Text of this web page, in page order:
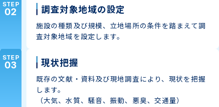
STEP
02 調査対象地域の設定
施設の種類及び規模、立地場所の条件を踏まえて調
査対象地域を設定します。
STEP
03 現状把握
既存の文献・資料及び現地調査により、現状を把握
します。
（大気、水質、騒音、振動、悪臭、交通量）